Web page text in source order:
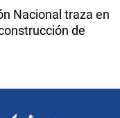
Nacional traza en
de